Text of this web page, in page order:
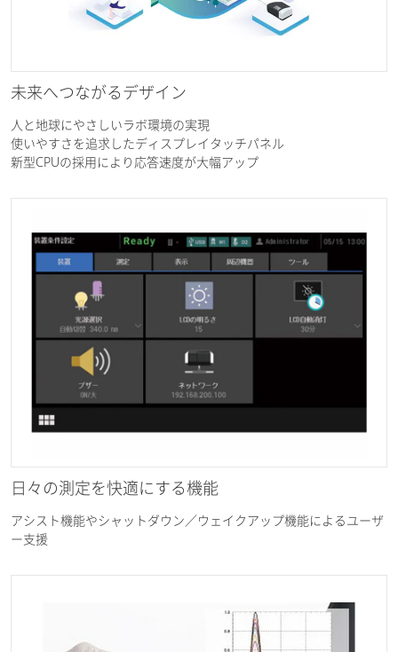
未来へつながるデザイン
人と地球にやさしいラボ環境の実現
使いやすさを追求したディスプレイタッチパネル
新型CPUの採用により応答速度が大幅アップ
日々の測定を快適にする機能
アシスト機能やシャットダウン／ウェイクアップ機能によるユーザ
ー支援